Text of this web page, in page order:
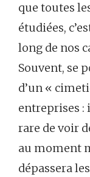
que toutes
étudiées,
long de nos
Souvent, se
d’un «
entreprises :
rare de voir
au moment
dépassera